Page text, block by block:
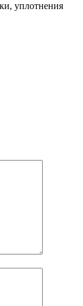
уплотнения